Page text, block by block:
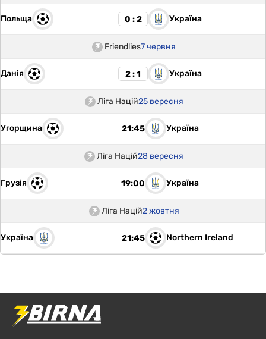
Польща 0 : 2 Україна
Friendlies7 червня
Данія 2 : 1 Україна
Ліга Націй25 вересня
Угорщина 21:45 Україна
Ліга Націй28 вересня
Грузія 19:00 Україна
Ліга Націй2 жовтня
Україна 21:45 Northern Ireland